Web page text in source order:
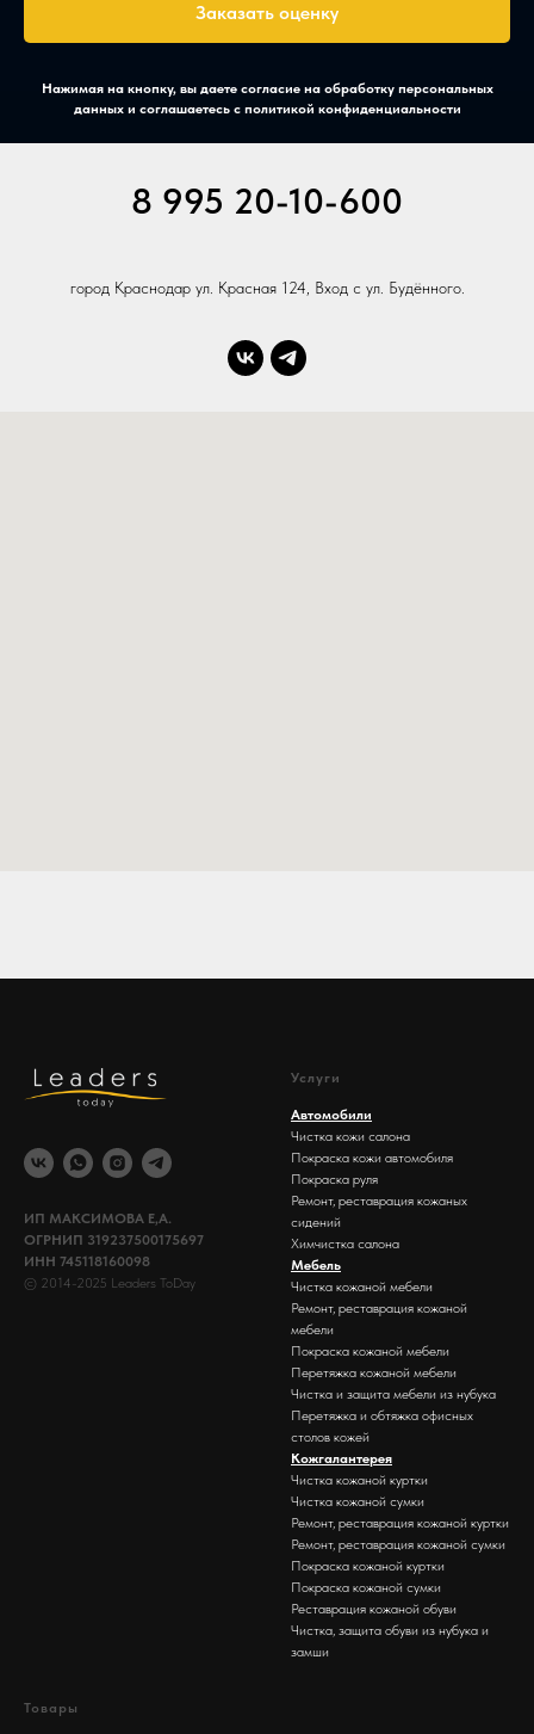
Заказать оценку
Нажимая на кнопку, вы даете согласие на обработку персональных
данных и соглашаетесь c политикой конфиденциальности
8 995 20-10-600
город Краснодар ул. Красная 124, Вход с ул. Будённого.
ИП МАКСИМОВА Е,А.
ОГРНИП 319237500175697
ИНН 745118160098
© 2014-2025 Leaders ToDay
Услуги
Автомобили
Чистка кожи салона
Покраска кожи автомобиля
Покраска руля
Ремонт, реставрация кожаных
сидений
Химчистка салона
Мебель
Чистка кожаной мебели
Ремонт, реставрация кожаной
мебели
Покраска кожаной мебели
Перетяжка кожаной мебели
Чистка и защита мебели из нубука
Перетяжка и обтяжка офисных
столов кожей
Кожгалантерея
Чистка кожаной куртки
Чистка кожаной сумки
Ремонт, реставрация кожаной куртки
Ремонт, реставрация кожаной сумки
Покраска кожаной куртки
Покраска кожаной сумки
Реставрация кожаной обуви
Чистка, защита обуви из нубука и
замши
Товары